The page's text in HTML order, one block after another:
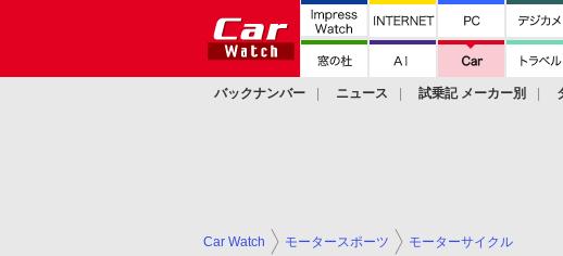
バックナンバー ニュース 試乗記 メーカー別
Car Watch モータースポーツ モーターサイクル